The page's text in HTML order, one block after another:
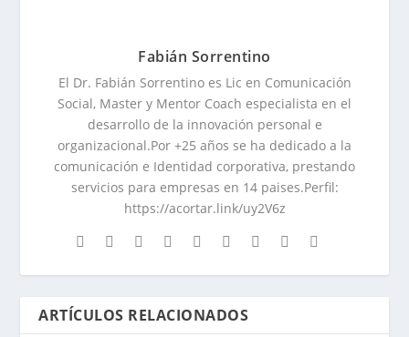
Fabián Sorrentino
El Dr. Fabián Sorrentino es Lic en Comunicación
Social, Master y Mentor Coach especialista en el
desarrollo de la innovación personal e
organizacional.Por +25 años se ha dedicado a la
comunicación e Identidad corporativa, prestando
servicios para empresas en 14 paises.Perfil:
https://acortar.link/uy2V6z
ARTÍCULOS RELACIONADOS